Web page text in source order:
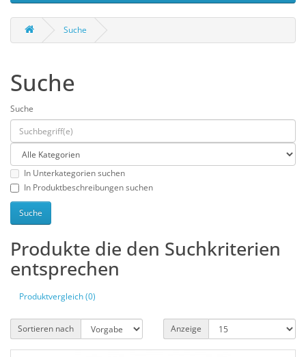
Suche
Suche
Suche
In Unterkategorien suchen
In Produktbeschreibungen suchen
Produkte die den Suchkriterien
entsprechen
Produktvergleich (0)
Sortieren nach Anzeige